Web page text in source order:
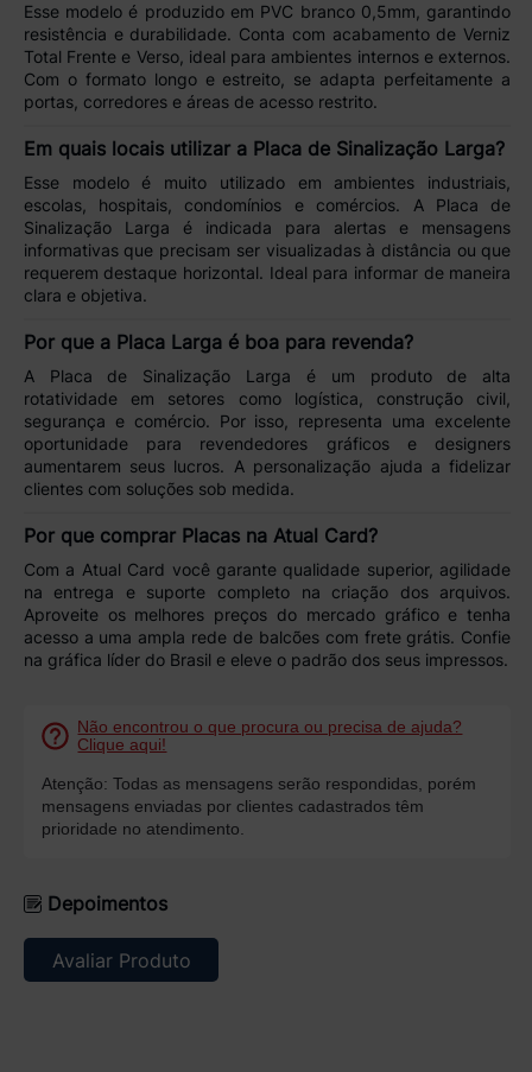
Esse modelo é produzido em PVC branco 0,5mm, garantindo
resistência e durabilidade. Conta com acabamento deVerniz
Total Frente e Verso, ideal para ambientes internos e externos.
Com o formato longo e estreito, se adapta perfeitamente a
portas, corredores e áreas de acesso restrito.
Em quais locais utilizar a Placa de Sinalização Larga?
Esse modelo é muito utilizado em ambientes industriais,
escolas, hospitais, condomínios e comércios. A Placa de
Sinalização Larga é indicada para alertas e mensagens
informativasque precisam ser visualizadas à distância ou que
requerem destaque horizontal. Ideal para informar de maneira
clara e objetiva.
Por que a Placa Larga é boa para revenda?
A Placa de Sinalização Larga é um produto de alta
rotatividadeem setores como logística, construção civil,
segurança e comércio. Por isso, representa uma excelente
oportunidade para revendedores gráficos e designers
aumentarem seus lucros. A personalização ajuda a fidelizar
clientes com soluções sob medida.
Por que comprar Placas na Atual Card?
Com a Atual Card você garante qualidade superior, agilidade
na entrega e suporte completo na criação dos arquivos.
Aproveite os melhores preços do mercado gráficoe tenha
acesso a uma ampla rede de balcões com frete grátis. Confie
na gráfica líder do Brasil e eleve o padrão dos seus impressos.
Não encontrou o que procura ou precisa de ajuda?
Clique aqui!
Atenção: Todas as mensagens serão respondidas, porém
mensagens enviadas por clientes cadastrados têm
prioridade no atendimento.
Depoimentos
Avaliar Produto